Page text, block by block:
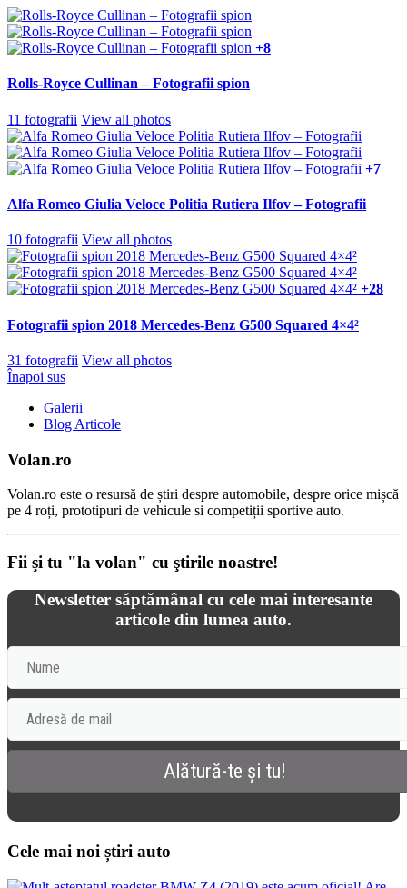
+8
Rolls-Royce Cullinan – Fotografii spion
11 fotografii View all photos
+7
Alfa Romeo Giulia Veloce Politia Rutiera Ilfov – Fotografii
10 fotografii View all photos
+28
Fotografii spion 2018 Mercedes-Benz G500 Squared 4×4²
31 fotografii View all photos
Înapoi sus
Galerii
Blog Articole
Volan.ro
Volan.ro este o resursă de știri despre automobile, despre orice mișcă
pe 4 roți, prototipuri de vehicule si competiții sportive auto.
Fii şi tu "la volan" cu ştirile noastre!
Newsletter săptămânal cu cele mai interesante
articole din lumea auto.
Cele mai noi știri auto